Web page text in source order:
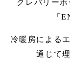
クレバリー
「
冷暖房による
通じて